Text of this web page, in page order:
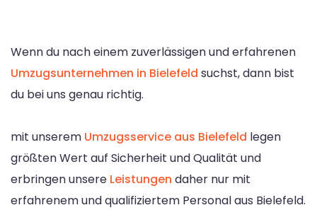
Wenn du nach einem zuverlässigen und erfahrenen
Umzugsunternehmen in Bielefeld suchst, dann bist
du bei uns genau richtig.
mit unserem Umzugsservice aus Bielefeld legen
größten Wert auf Sicherheit und Qualität und
erbringen unsere Leistungen daher nur mit
erfahrenem und qualifiziertem Personal aus Bielefeld.